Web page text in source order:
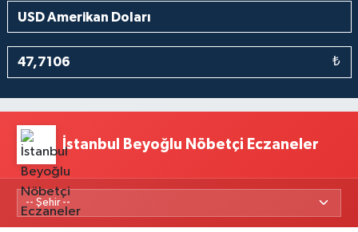
₺
İstanbul Beyoğlu Nöbetçi Eczaneler